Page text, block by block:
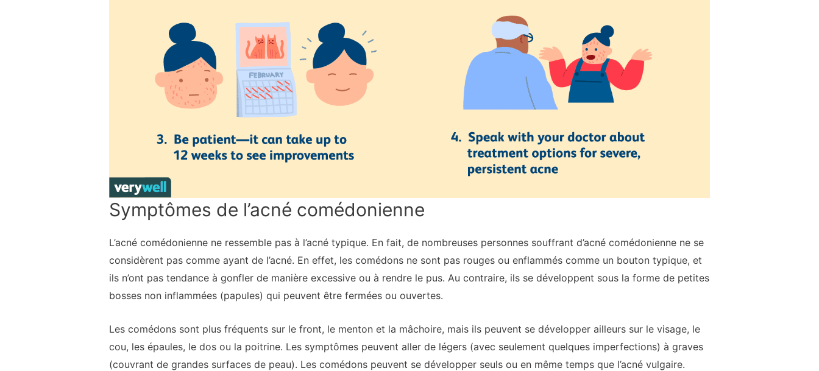
Symptômes de l’acné comédonienne
L’acné comédonienne ne ressemble pas à l’acné typique. En fait, de nombreuses personnes souffrant d’acné comédonienne ne se
considèrent pas comme ayant de l’acné. En effet, les comédons ne sont pas rouges ou enflammés comme un bouton typique, et
ils n’ont pas tendance à gonfler de manière excessive ou à rendre le pus. Au contraire, ils se développent sous la forme de petites
bosses non inflammées (papules) qui peuvent être fermées ou ouvertes.
Les comédons sont plus fréquents sur le front, le menton et la mâchoire, mais ils peuvent se développer ailleurs sur le visage, le
cou, les épaules, le dos ou la poitrine. Les symptômes peuvent aller de légers (avec seulement quelques imperfections) à graves
(couvrant de grandes surfaces de peau). Les comédons peuvent se développer seuls ou en même temps que l’acné vulgaire.